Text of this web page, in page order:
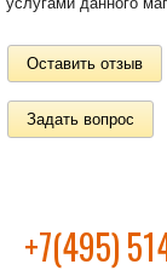
Оставить отзыв
Задать вопрос
+7(495)